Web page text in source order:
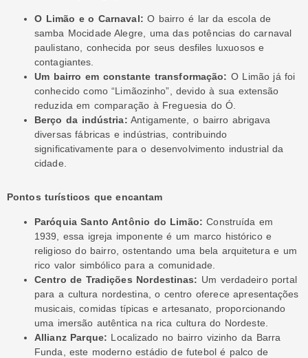
O Limão e o Carnaval: O bairro é lar da escola de
samba Mocidade Alegre, uma das potências do carnaval
paulistano, conhecida por seus desfiles luxuosos e
contagiantes.
Um bairro em constante transformação: O Limão já foi
conhecido como “Limãozinho”, devido à sua extensão
reduzida em comparação à Freguesia do Ó.
Berço da indústria: Antigamente, o bairro abrigava
diversas fábricas e indústrias, contribuindo
significativamente para o desenvolvimento industrial da
cidade.
Pontos turísticos que encantam
Paróquia Santo Antônio do Limão: Construída em
1939, essa igreja imponente é um marco histórico e
religioso do bairro, ostentando uma bela arquitetura e um
rico valor simbólico para a comunidade.
Centro de Tradições Nordestinas: Um verdadeiro portal
para a cultura nordestina, o centro oferece apresentações
musicais, comidas típicas e artesanato, proporcionando
uma imersão autêntica na rica cultura do Nordeste.
Allianz Parque: Localizado no bairro vizinho da Barra
Funda, este moderno estádio de futebol é palco de